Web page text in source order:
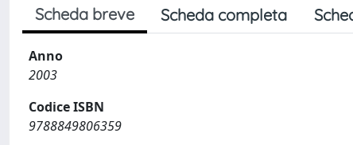
Scheda breve Scheda completa
Anno
2003
Codice ISBN
9788849806359